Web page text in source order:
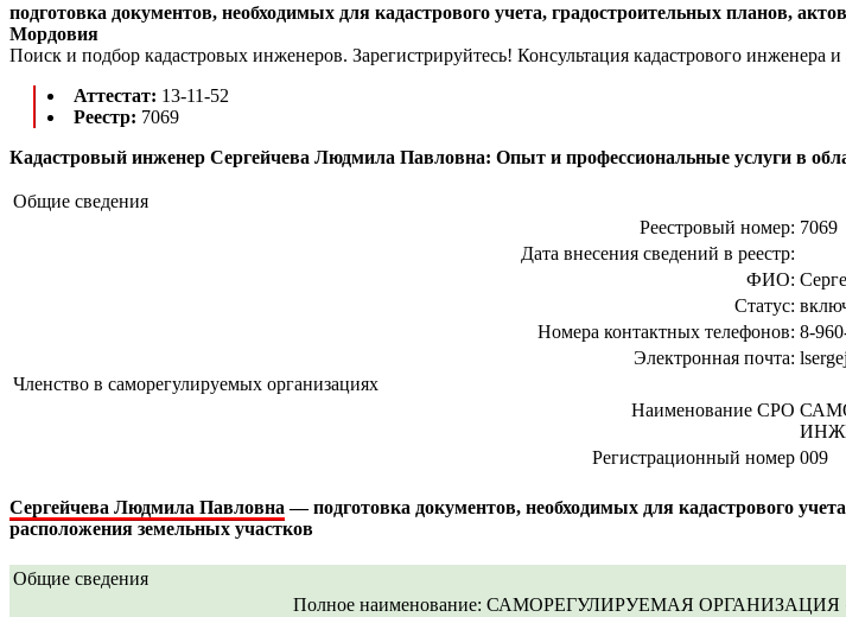
подготовка документов, необходимых для кадастрового учета, градостроительных планов,
Мордовия
Поиск и подбор кадастровых инженеров. Зарегистрируйтесь! Консультация кадастрового инженера
Аттестат: 13-11-52
Реестр: 7069
Кадастровый инженер Сергейчева Людмила Павловна: Опыт и профессиональные услуги в
Общие сведения
Реестровый номер: 7069
Дата внесения сведений в реестр:
ФИО:
Статус:
Номера контактных телефонов: 8-
Электронная почта:
Членство в саморегулируемых организациях
Наименование СРО
Регистрационный номер 009
Сергейчева Людмила Павловна — подготовка документов, необходимых для кадастрового
расположения земельных участков
Общие сведения
Полное наименование: САМОРЕГУЛИРУЕМАЯ